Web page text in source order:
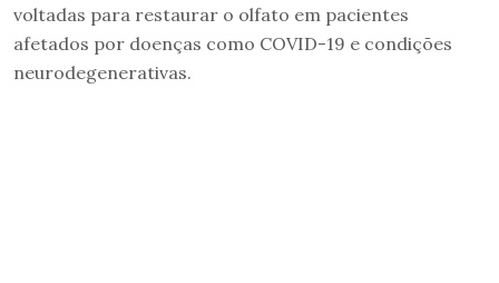
voltadas para restaurar o olfato em pacientes
afetados por doenças como COVID-19 e condições
neurodegenerativas.